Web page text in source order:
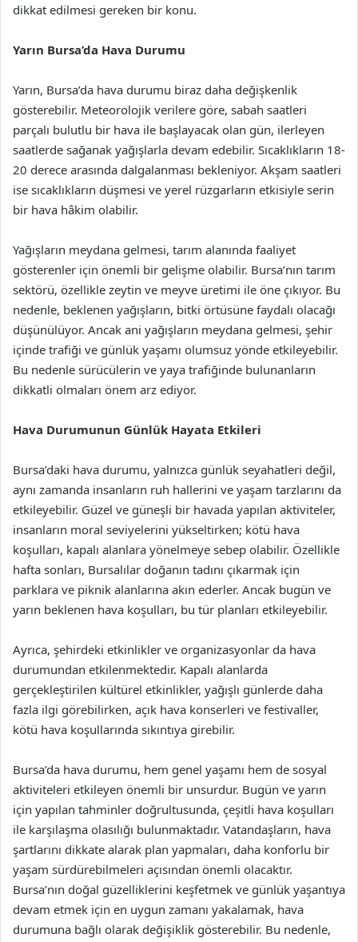
dikkat edilmesi gereken bir konu.
Yarın Bursa’da Hava Durumu
Yarın, Bursa’da hava durumu biraz daha değişkenlik
gösterebilir. Meteorolojik verilere göre, sabah saatleri
parçalı bulutlu bir hava ile başlayacak olan gün, ilerleyen
saatlerde sağanak yağışlarla devam edebilir. Sıcaklıkların 18-
20 derece arasında dalgalanması bekleniyor. Akşam saatleri
ise sıcaklıkların düşmesi ve yerel rüzgarların etkisiyle serin
bir hava hâkim olabilir.
Yağışların meydana gelmesi, tarım alanında faaliyet
gösterenler için önemli bir gelişme olabilir. Bursa’nın tarım
sektörü, özellikle zeytin ve meyve üretimi ile öne çıkıyor. Bu
nedenle, beklenen yağışların, bitki örtüsüne faydalı olacağı
düşünülüyor. Ancak ani yağışların meydana gelmesi, şehir
içinde trafiği ve günlük yaşamı olumsuz yönde etkileyebilir.
Bu nedenle sürücülerin ve yaya trafiğinde bulunanların
dikkatli olmaları önem arz ediyor.
Hava Durumunun Günlük Hayata Etkileri
Bursa’daki hava durumu, yalnızca günlük seyahatleri değil,
aynı zamanda insanların ruh hallerini ve yaşam tarzlarını da
etkileyebilir. Güzel ve güneşli bir havada yapılan aktiviteler,
insanların moral seviyelerini yükseltirken; kötü hava
koşulları, kapalı alanlara yönelmeye sebep olabilir. Özellikle
hafta sonları, Bursalılar doğanın tadını çıkarmak için
parklara ve piknik alanlarına akın ederler. Ancak bugün ve
yarın beklenen hava koşulları, bu tür planları etkileyebilir.
Ayrıca, şehirdeki etkinlikler ve organizasyonlar da hava
durumundan etkilenmektedir. Kapalı alanlarda
gerçekleştirilen kültürel etkinlikler, yağışlı günlerde daha
fazla ilgi görebilirken, açık hava konserleri ve festivaller,
kötü hava koşullarında sıkıntıya girebilir.
Bursa’da hava durumu, hem genel yaşamı hem de sosyal
aktiviteleri etkileyen önemli bir unsurdur. Bugün ve yarın
için yapılan tahminler doğrultusunda, çeşitli hava koşulları
ile karşılaşma olasılığı bulunmaktadır. Vatandaşların, hava
şartlarını dikkate alarak plan yapmaları, daha konforlu bir
yaşam sürdürebilmeleri açısından önemli olacaktır.
Bursa’nın doğal güzelliklerini keşfetmek ve günlük yaşantıya
devam etmek için en uygun zamanı yakalamak, hava
durumuna bağlı olarak değişiklik gösterebilir. Bu nedenle,